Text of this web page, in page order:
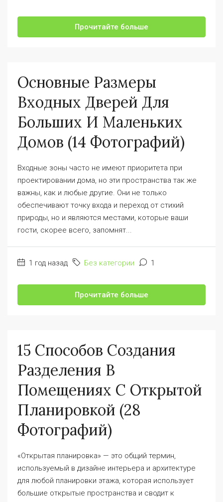
Прочитайте больше
Основные Размеры
Входных Дверей Для
Больших И Маленьких
Домов (14 Фотографий)
Входные зоны часто не имеют приоритета при
проектировании дома, но эти пространства так же
важны, как и любые другие. Они не только
обеспечивают точку входа и переход от стихий
природы, но и являются местами, которые ваши
гости, скорее всего, запомнят...
1 год назад Без категории 1
Прочитайте больше
15 Способов Создания
Разделения В
Помещениях С Открытой
Планировкой (28
Фотографий)
«Открытая планировка» — это общий термин,
используемый в дизайне интерьера и архитектуре
для любой планировки этажа, которая использует
большие открытые пространства и сводит к